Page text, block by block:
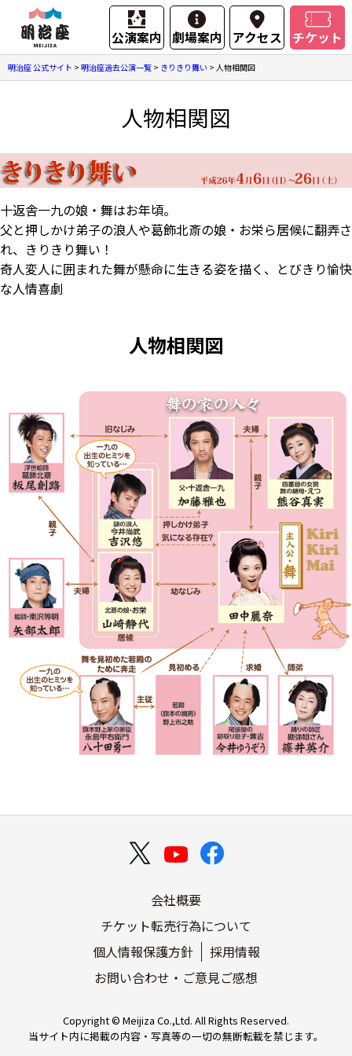
公演案内 劇場案内 アクセス チケット
明治座 公式サイト > 明治座過去公演一覧 > きりきり舞い > 人物相関図
人物相関図
十返舎一九の娘・舞はお年頃。
父と押しかけ弟子の浪人や葛飾北斎の娘・お栄ら居候に翻弄さ
れ、きりきり舞い！
奇人変人に囲まれた舞が懸命に生きる姿を描く、とびきり愉快
な人情喜劇
人物相関図
会社概要
チケット転売行為について
個人情報保護方針
採用情報
お問い合わせ・ご意見ご感想
Copyright © Meijiza Co.,Ltd. All Rights Reserved.
当サイト内に掲載の内容・写真等の一切の無断転載を禁じます。